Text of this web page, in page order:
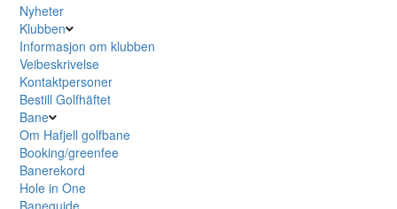
Nyheter
Klubben
Informasjon om klubben
Veibeskrivelse
Kontaktpersoner
Bestill Golfhäftet
Bane
Om Hafjell golfbane
Booking/greenfee
Banerekord
Hole in One
Baneguide